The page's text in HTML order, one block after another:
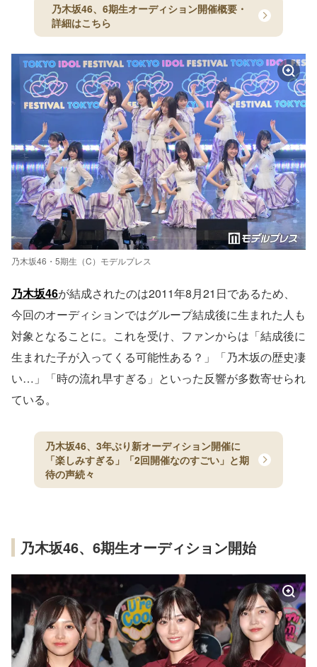
乃木坂46、6期生オーディション開催概要・
詳細はこちら
乃木坂46・5期生（C）モデルプレス
乃木坂46が結成されたのは2011年8月21日であるため、
今回のオーディションではグループ結成後に生まれた人も
対象となることに。これを受け、ファンからは「結成後に
生まれた子が入ってくる可能性ある？」「乃木坂の歴史凄
い…」「時の流れ早すぎる」といった反響が多数寄せられ
ている。
乃木坂46、3年ぶり新オーディション開催に
「楽しみすぎる」「2回開催なのすごい」と期
待の声続々
乃木坂46、6期生オーディション開始